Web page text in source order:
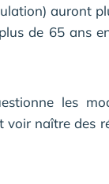
auront
de 65 ans
les
naître des